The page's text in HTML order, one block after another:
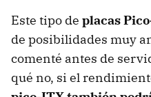
Este tipo de placas
de posibilidades muy
comenté antes de
qué no, si el